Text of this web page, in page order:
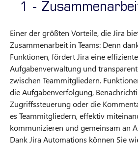
1 -
Einer der größten Vorteile, die Jira
Zusammenarbeit in Teams: Denn
Funktionen, fördert Jira eine effiziente
Aufgabenverwaltung und
zwischen Teammitgliedern.
die Aufgabenverfolgung,
Zugriffssteuerung oder die
es Teammitgliedern, effektiv
kommunizieren und gemeinsam an
Dank Jira Automations können Sie